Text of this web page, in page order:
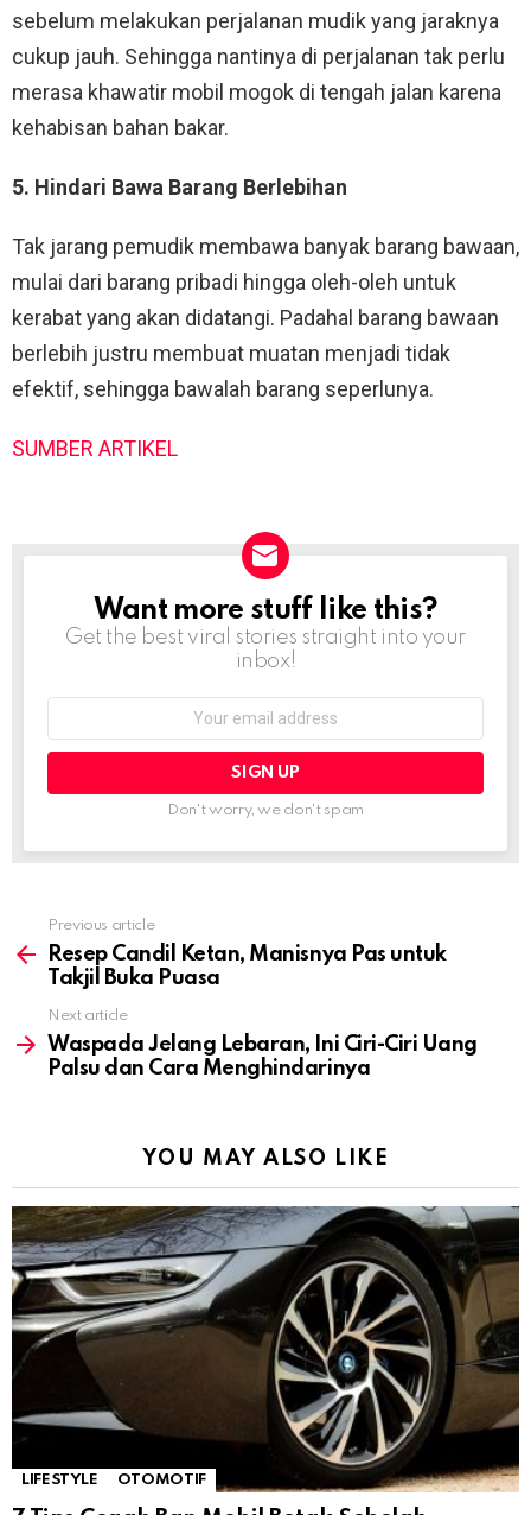
sebelum melakukan perjalanan mudik yang jaraknya
cukup jauh. Sehingga nantinya di perjalanan tak perlu
merasa khawatir mobil mogok di tengah jalan karena
kehabisan bahan bakar.
5. Hindari Bawa Barang Berlebihan
Tak jarang pemudik membawa banyak barang bawaan,
mulai dari barang pribadi hingga oleh-oleh untuk
kerabat yang akan didatangi. Padahal barang bawaan
berlebih justru membuat muatan menjadi tidak
efektif, sehingga bawalah barang seperlunya.
SUMBER ARTIKEL
NEWSLETTER
Want more stuff like this?
Get the best viral stories straight into your
inbox!
Don't worry, we don't spam
more
Previous article
Resep Candil Ketan, Manisnya Pas untuk
Takjil Buka Puasa
Next article
Waspada Jelang Lebaran, Ini Ciri-Ciri Uang
Palsu dan Cara Menghindarinya
YOU MAY ALSO LIKE
LIFESTYLE OTOMOTIF